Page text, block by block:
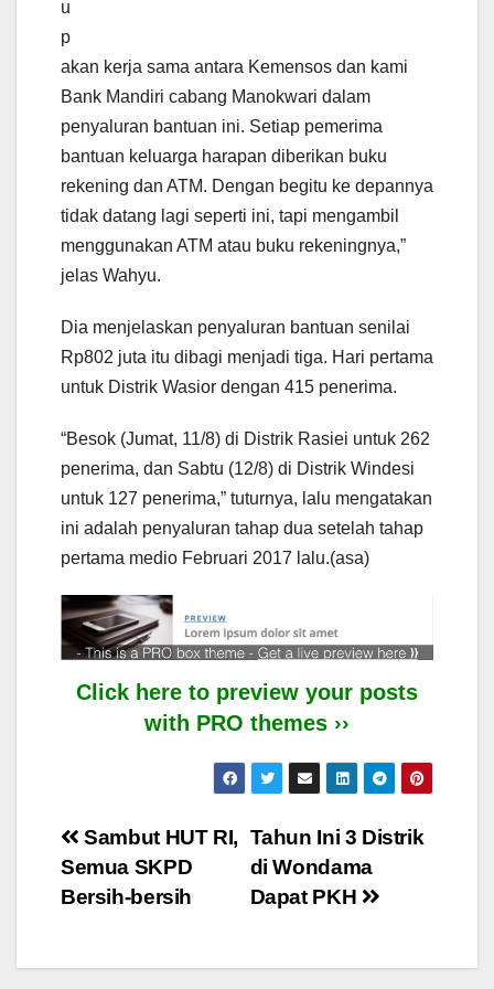
u
p
akan kerja sama antara Kemensos dan kami
Bank Mandiri cabang Manokwari dalam
penyaluran bantuan ini. Setiap pemerima
bantuan keluarga harapan diberikan buku
rekening dan ATM. Dengan begitu ke depannya
tidak datang lagi seperti ini, tapi mengambil
menggunakan ATM atau buku rekeningnya,”
jelas Wahyu.
Dia menjelaskan penyaluran bantuan senilai
Rp802 juta itu dibagi menjadi tiga. Hari pertama
untuk Distrik Wasior dengan 415 penerima.
“Besok (Jumat, 11/8) di Distrik Rasiei untuk 262
penerima, dan Sabtu (12/8) di Distrik Windesi
untuk 127 penerima,” tuturnya, lalu mengatakan
ini adalah penyaluran tahap dua setelah tahap
pertama medio Februari 2017 lalu.(asa)
Click here to preview your posts
with PRO themes ››
Post
navigation
Tahun Ini 3 Distrik
di Wondama
Dapat PKH
Sambut HUT RI,
Semua SKPD
Bersih-bersih